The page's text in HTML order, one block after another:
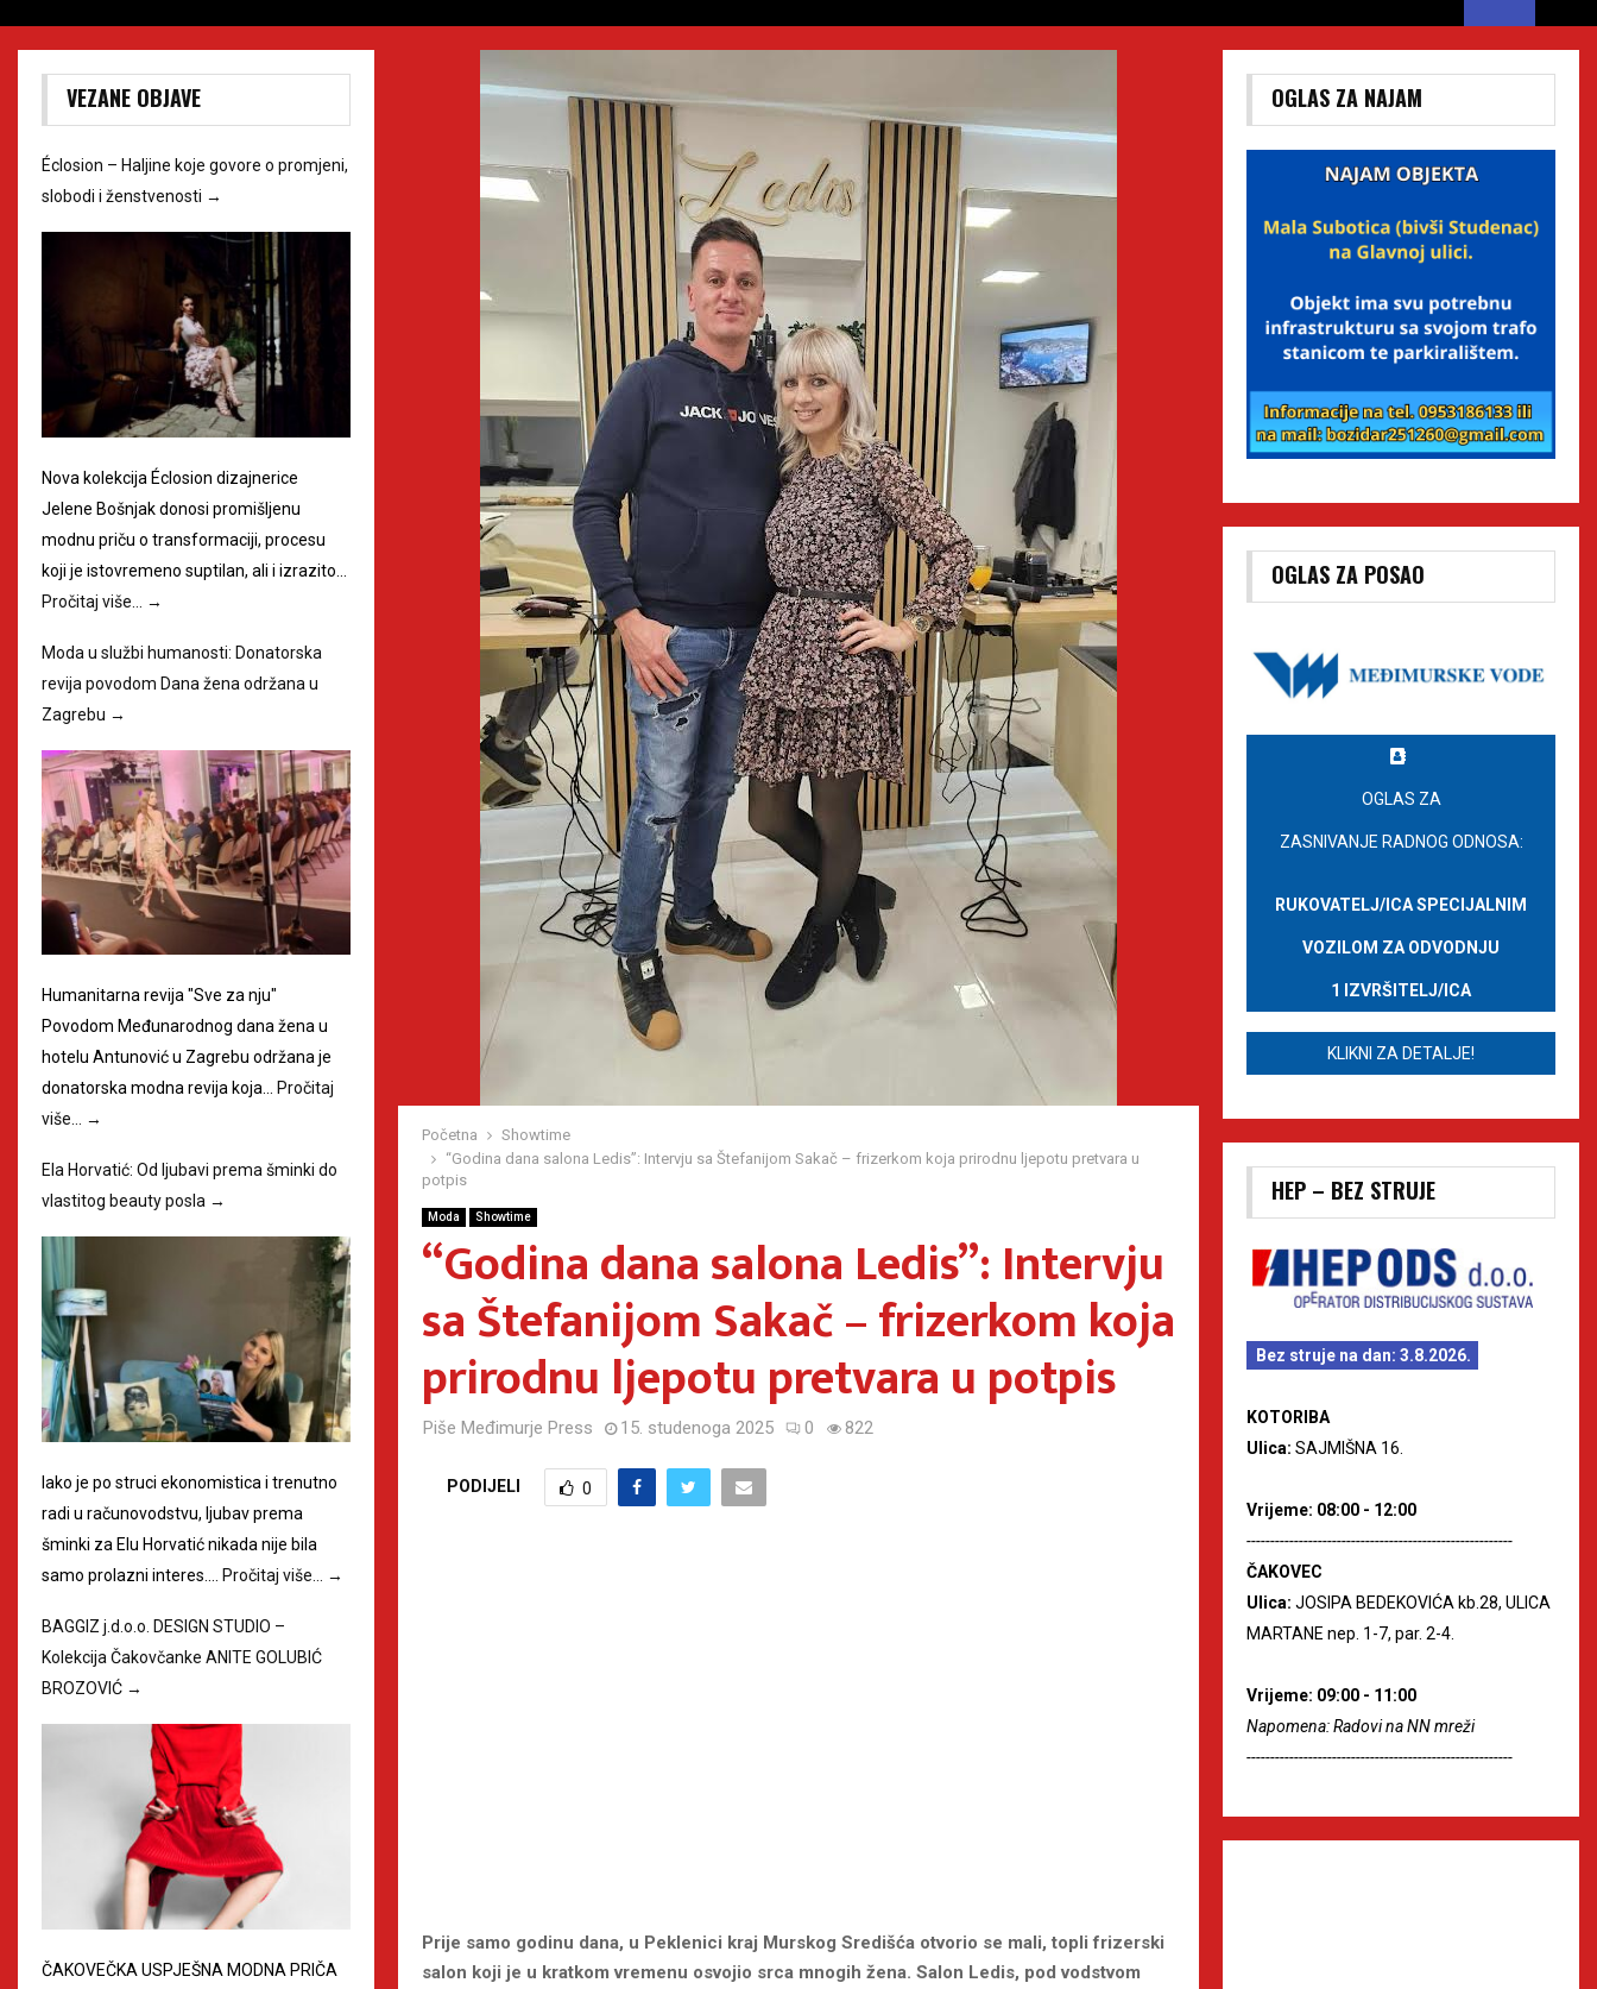
Početna
Showtime
“Godina dana salona Ledis”: Intervju sa Štefanijom Sakač – frizerkom koja prirodnu ljepotu pretvara u
potpis
Moda Showtime
“Godina dana salona Ledis”: Intervju
sa Štefanijom Sakač – frizerkom koja
prirodnu ljepotu pretvara u potpis
Piše Međimurje Press 15. studenoga 2025 0 822
PODIJELI 0
Prije samo godinu dana, u Peklenici kraj Murskog Središća otvorio se mali, topli frizerski
salon koji je u kratkom vremenu osvojio srca mnogih žena. Salon Ledis, pod vodstvom
VEZANE OBJAVE
Éclosion – Haljine koje govore o promjeni,
slobodi i ženstvenosti →
Nova kolekcija Éclosion dizajnerice
Jelene Bošnjak donosi promišljenu
modnu priču o transformaciji, procesu
koji je istovremeno suptilan, ali i izrazito…
Pročitaj više…
→
Moda u službi humanosti: Donatorska
revija povodom Dana žena održana u
Zagrebu →
Humanitarna revija "Sve za nju"
Povodom Međunarodnog dana žena u
hotelu Antunović u Zagrebu održana je
donatorska modna revija koja… Pročitaj
više… →
Ela Horvatić: Od ljubavi prema šminki do
vlastitog beauty posla →
Iako je po struci ekonomistica i trenutno
radi u računovodstvu, ljubav prema
šminki za Elu Horvatić nikada nije bila
samo prolazni interes.…
Pročitaj više… →
BAGGIZ j.d.o.o. DESIGN STUDIO –
Kolekcija Čakovčanke ANITE GOLUBIĆ
BROZOVIĆ →
ČAKOVEČKA USPJEŠNA MODNA PRIČA
OGLAS ZA NAJAM
OGLAS ZA POSAO
OGLAS ZA
ZASNIVANJE RADNOG ODNOSA:
RUKOVATELJ/ICA SPECIJALNIM
VOZILOM ZA ODVODNJU
1 IZVRŠITELJ/ICA
KLIKNI ZA DETALJE!
HEP – BEZ STRUJE
Bez struje na dan: 3.8.2026.
KOTORIBA
Ulica: SAJMIŠNA 16.
Vrijeme: 08:00 - 12:00
--------------------------------------------------------
ČAKOVEC
Ulica: JOSIPA BEDEKOVIĆA kb.28, ULICA
MARTANE nep. 1-7, par. 2-4.
Vrijeme: 09:00 - 11:00
Napomena: Radovi na NN mreži
--------------------------------------------------------